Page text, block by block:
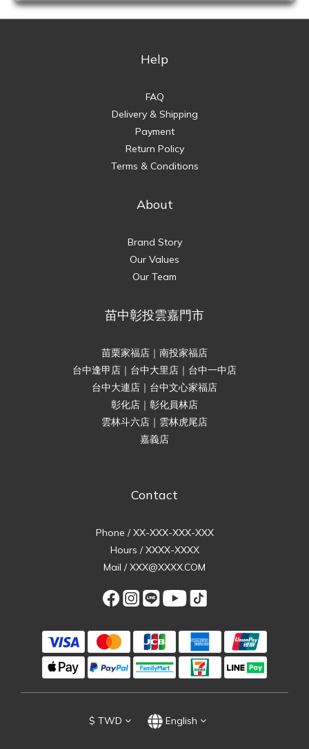
Help
FAQ
Delivery & Shipping
Payment
Return Policy
Terms & Conditions
About
Brand Story
Our Values
Our Team
苗中彰投雲嘉門市
苗栗家福店｜南投家福店
台中逢甲店｜台中大里店｜台中一中店
台中大連店｜台中文心家福店
彰化店｜彰化員林店
雲林斗六店｜雲林虎尾店
嘉義店
Contact
Phone / XX-XXX-XXX-XXX
Hours / XXXX-XXXX
Mail / XXX@XXXX.COM
$ TWD English